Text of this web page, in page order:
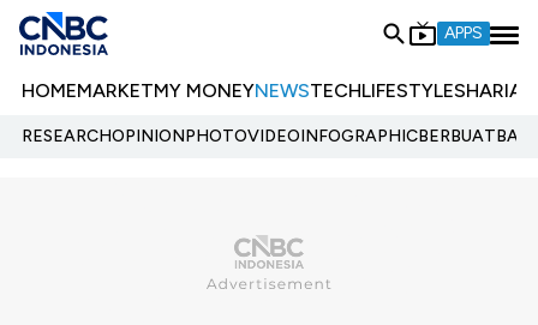
APPS
HOMEMARKETMY MONEYNEWSTECHLIFESTYLESHARIA
RESEARCHOPINIONPHOTOVIDEOINFOGRAPHIC